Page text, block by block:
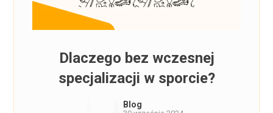
Dlaczego bez wczesnej
specjalizacji w sporcie?
Blog